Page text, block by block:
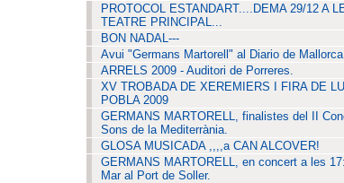
PROTOCOL ESTANDART....DEMA 29/12 A
TEATRE PRINCIPAL...
BON NADAL---
Avui "Germans Martorell" al Diario de
ARRELS 2009 - Auditori de Porreres.
XV TROBADA DE XEREMIERS I FIRA DE
POBLA 2009
GERMANS MARTORELL, finalistes del II
Sons de la Mediterrània.
GLOSA MUSICADA ,,,,a CAN ALCOVER!
GERMANS MARTORELL, en concert a les
Mar al Port de Soller.